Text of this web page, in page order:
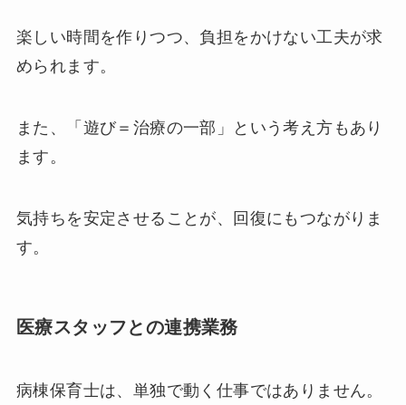
楽しい時間を作りつつ、負担をかけない工夫が求
められます。
また、「遊び＝治療の一部」という考え方もあり
ます。
気持ちを安定させることが、回復にもつながりま
す。
医療スタッフとの連携業務
病棟保育士は、単独で動く仕事ではありません。